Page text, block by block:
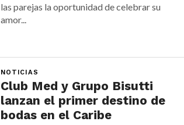
las parejas la oportunidad de celebrar su
amor...
NOTICIAS
Club Med y Grupo Bisutti
lanzan el primer destino de
bodas en el Caribe